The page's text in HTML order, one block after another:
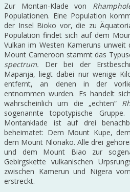
Zur Montan-Klade von
Populationen. Eine Population
der Insel Bioko vor, die zu
Population findet sich auf dem
Vulkan im Westen Kameruns unweit
Mount Cameroon stammt das
spectrum. Der bei der
Mapanja, liegt dabei nur wenige
entfernt, an denen in der
entnommen wurden. Es handelt
wahrscheinlich um die „echten“
sogenannte topotypische
Montanklade ist auf drei
beheimatet: Dem Mount Kupe,
dem Mount Nlonako. Alle drei
und dem Mount Biao zur
Gebirgskette vulkanischen
zwischen Kamerun und Nigera
erstreckt.